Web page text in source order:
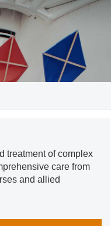
treatment of complex
care from
and allied